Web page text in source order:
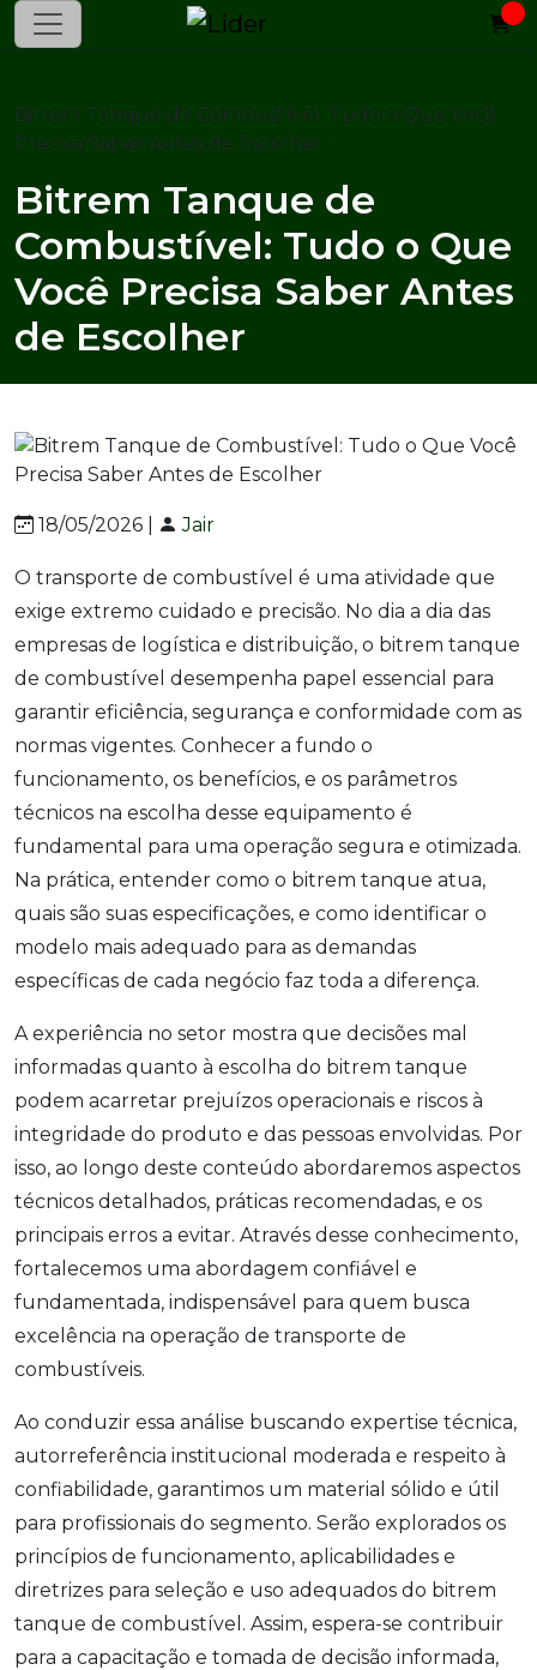
Bitrem Tanque de Combustível: Tudo o Que Você
Precisa Saber Antes de Escolher
Bitrem Tanque de
Combustível: Tudo o Que
Você Precisa Saber Antes
de Escolher
18/05/2026 | Jair
O transporte de combustível é uma atividade que
exige extremo cuidado e precisão. No dia a dia das
empresas de logística e distribuição, o bitrem tanque
de combustível desempenha papel essencial para
garantir eficiência, segurança e conformidade com as
normas vigentes. Conhecer a fundo o
funcionamento, os benefícios, e os parâmetros
técnicos na escolha desse equipamento é
fundamental para uma operação segura e otimizada.
Na prática, entender como o bitrem tanque atua,
quais são suas especificações, e como identificar o
modelo mais adequado para as demandas
específicas de cada negócio faz toda a diferença.
A experiência no setor mostra que decisões mal
informadas quanto à escolha do bitrem tanque
podem acarretar prejuízos operacionais e riscos à
integridade do produto e das pessoas envolvidas. Por
isso, ao longo deste conteúdo abordaremos aspectos
técnicos detalhados, práticas recomendadas, e os
principais erros a evitar. Através desse conhecimento,
fortalecemos uma abordagem confiável e
fundamentada, indispensável para quem busca
excelência na operação de transporte de
combustíveis.
Ao conduzir essa análise buscando expertise técnica,
autorreferência institucional moderada e respeito à
confiabilidade, garantimos um material sólido e útil
para profissionais do segmento. Serão explorados os
princípios de funcionamento, aplicabilidades e
diretrizes para seleção e uso adequados do bitrem
tanque de combustível. Assim, espera-se contribuir
para a capacitação e tomada de decisão informada,